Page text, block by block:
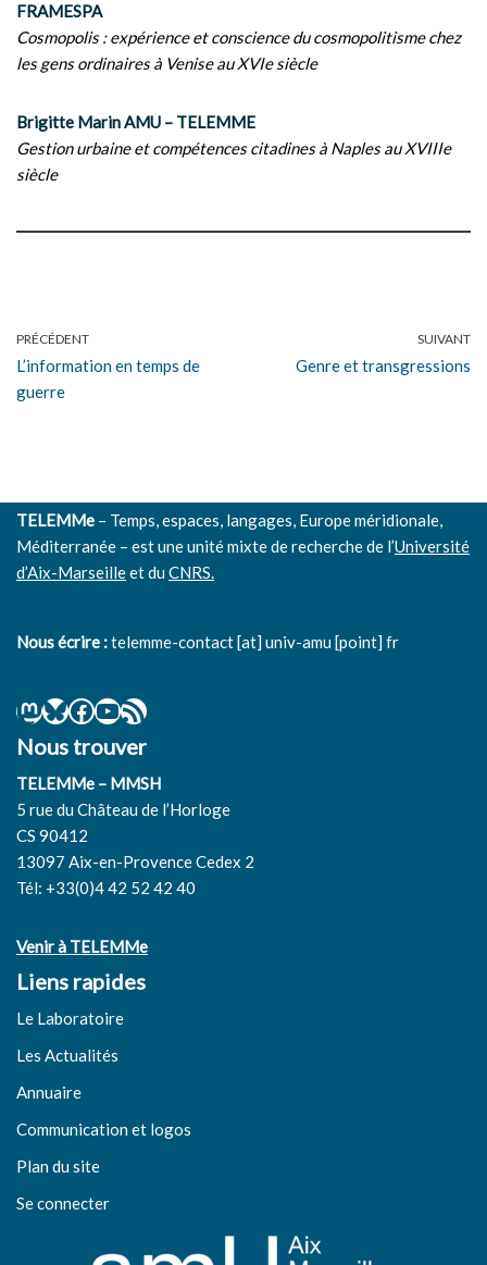
FRAMESPA
Cosmopolis : expérience et conscience du cosmopolitisme chez
les gens ordinaires à Venise au XVIe siècle
Brigitte Marin AMU – TELEMME
Gestion urbaine et compétences citadines à Naples au XVIIIe
siècle
PRÉCÉDENT
L’information en temps de
guerre
SUIVANT
Genre et transgressions
TELEMMe – Temps, espaces, langages, Europe méridionale,
Méditerranée – est une unité mixte de recherche de l’Université
d’Aix-Marseilleet duCNRS.
Nous écrire :telemme-contact [at] univ-amu [point] fr
Nous trouver
TELEMMe – MMSH
5 rue du Château de l’Horloge
CS 90412
13097 Aix-en-Provence Cedex 2
Tél: +33(0)4 42 52 42 40
Venir à TELEMMe
Liens rapides
Le Laboratoire
Les Actualités
Annuaire
Communication et logos
Plan du site
Se connecter